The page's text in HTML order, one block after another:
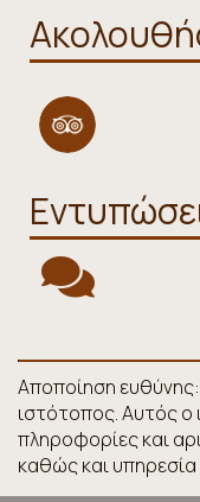
Αποποίηση ευθύνης:
ιστότοπος. Αυτός
πληροφορίες και
καθώς και